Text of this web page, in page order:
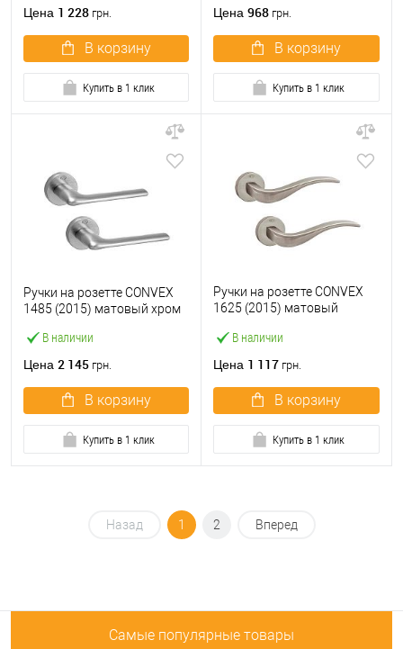
Цена 1 228 грн.
В корзину
Купить в 1 клик
Цена 968 грн.
В корзину
Купить в 1 клик
В наличии
Ручки на розетте CONVEX
1485 (2015) матовый хром
Цена 2 145 грн.
В корзину
Купить в 1 клик
В наличии
Ручки на розетте CONVEX
1625 (2015) матовый
Цена 1 117 грн.
В корзину
Купить в 1 клик
Назад 1 2 Вперед
Самые популярные товары